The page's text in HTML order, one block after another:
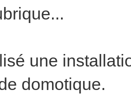
une
domotique.